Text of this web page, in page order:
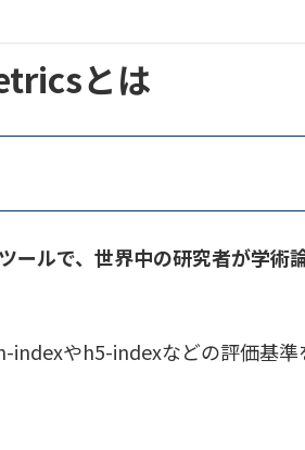
とは
ルで、世界中の研究者が学術
indexやh5-indexなどの評価基準